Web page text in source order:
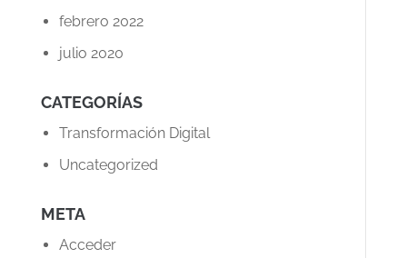
febrero 2022
julio 2020
CATEGORÍAS
Transformación Digital
Uncategorized
META
Acceder